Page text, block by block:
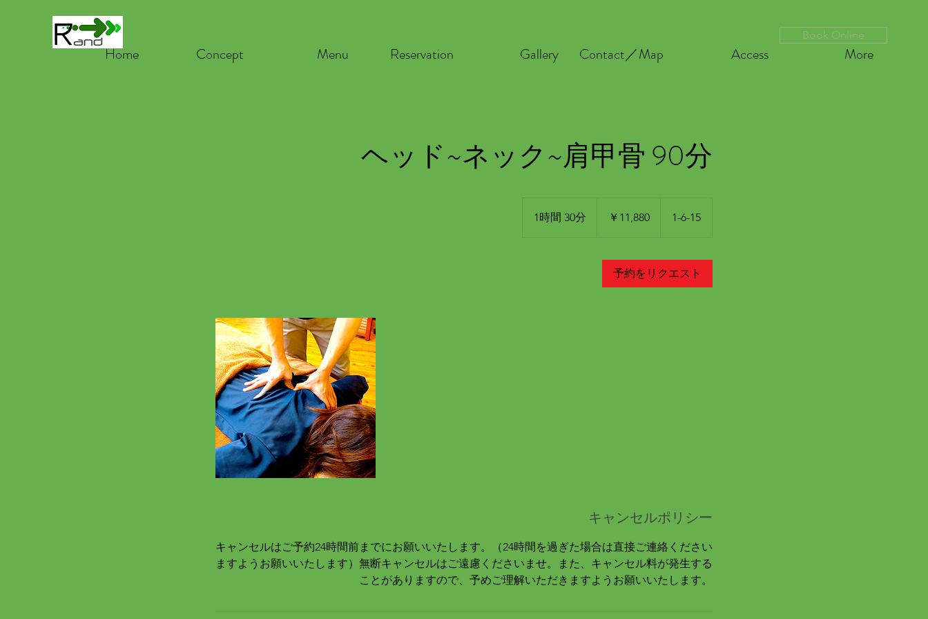
Home Concept Menu Reservation Gallery Contact／Map Access More
ヘッド~ネック~肩甲骨 90分
1時間 30分 ￥11,880 1-6-15
予約をリクエスト
キャンセルポリシー
キャンセルはご予約24時間前までにお願いいたします。（24時間を過ぎた場合は直接ご連絡ください
ますようお願いいたします）無断キャンセルはご遠慮くださいませ。また、キャンセル料が発生する
ことがありますので、予めご理解いただきますようお願いいたします。
Book Online